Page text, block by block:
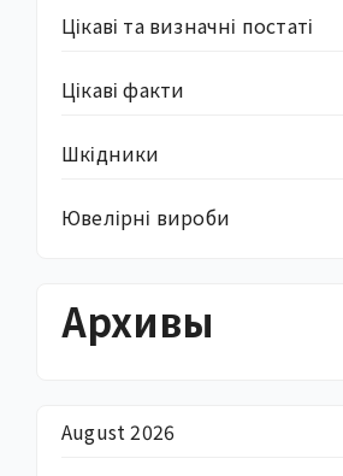
Цікаві та визначні постаті
Цікаві факти
Шкідники
Ювелірні вироби
Архивы
August 2026